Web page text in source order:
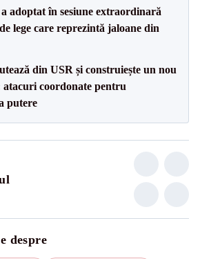
adoptat în sesiune extraordinară
lege care reprezintă jaloane din
din USR și construiește un nou
atacuri coordonate pentru
putere
despre